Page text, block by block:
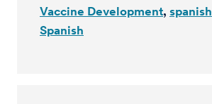
Vaccine Development spanish
Spanish